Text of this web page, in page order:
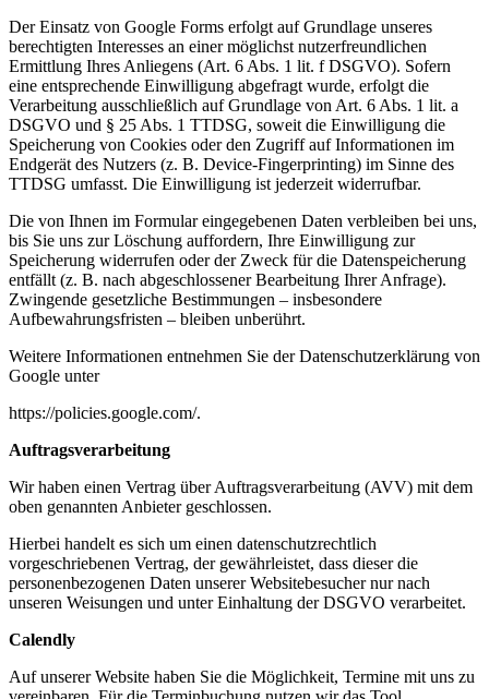
Der Einsatz von Google Forms erfolgt auf Grundlage unseres
berechtigten Interesses an einer möglichst nutzerfreundlichen
Ermittlung Ihres Anliegens (Art. 6 Abs. 1 lit. f DSGVO). Sofern
eine entsprechende Einwilligung abgefragt wurde, erfolgt die
Verarbeitung ausschließlich auf Grundlage von Art. 6 Abs. 1 lit. a
DSGVO und § 25 Abs. 1 TTDSG, soweit die Einwilligung die
Speicherung von Cookies oder den Zugriff auf Informationen im
Endgerät des Nutzers (z. B. Device-Fingerprinting) im Sinne des
TTDSG umfasst. Die Einwilligung ist jederzeit widerrufbar.
Die von Ihnen im Formular eingegebenen Daten verbleiben bei uns,
bis Sie uns zur Löschung auffordern, Ihre Einwilligung zur
Speicherung widerrufen oder der Zweck für die Datenspeicherung
entfällt (z. B. nach abgeschlossener Bearbeitung Ihrer Anfrage).
Zwingende gesetzliche Bestimmungen – insbesondere
Aufbewahrungsfristen – bleiben unberührt.
Weitere Informationen entnehmen Sie der Datenschutzerklärung von
Google unter
https://policies.google.com/.
Auftragsverarbeitung
Wir haben einen Vertrag über Auftragsverarbeitung (AVV) mit dem
oben genannten Anbieter geschlossen.
Hierbei handelt es sich um einen datenschutzrechtlich
vorgeschriebenen Vertrag, der gewährleistet, dass dieser die
personenbezogenen Daten unserer Websitebesucher nur nach
unseren Weisungen und unter Einhaltung der DSGVO verarbeitet.
Calendly
Auf unserer Website haben Sie die Möglichkeit, Termine mit uns zu